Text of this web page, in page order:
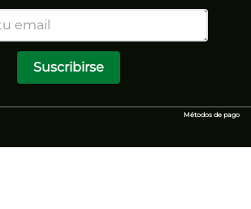
Suscribirse
Métodos de pago